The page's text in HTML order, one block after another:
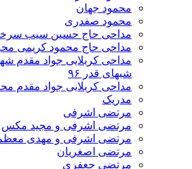
محمود جهان
محمود صفدری
مداحی حاج حسین سیب سرخی
مداحی حاج محمود کریمی محرم
مداحی کربلایی جواد
شبهای قدر ۹۶
مداحی کربلایی جواد مقدم
مدریک
مرتضی اشرفی
مرتضی اشرفی و مجید مکس
مرتضی اشرفی و مهدی
مرتضی اصغریان
مرتضی جعفری